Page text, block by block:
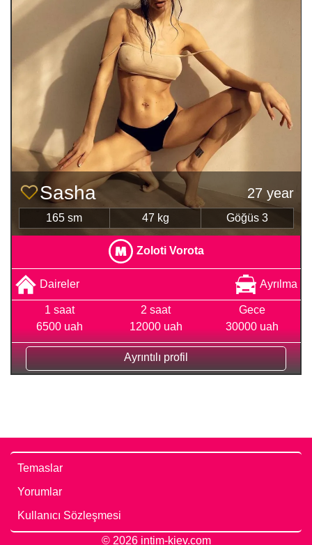
Sasha 27 year
165 sm 47 kg Göğüs 3
Zoloti Vorota
Daireler Ayrılma
1 saat
6500 uah
2 saat
12000 uah
Gece
30000 uah
Ayrıntılı profil
Temaslar
Yorumlar
Kullanıcı Sözleşmesi
© 2026 intim-kiev.com